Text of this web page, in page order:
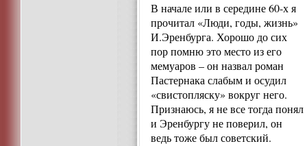
В начале или в середине 60-х я
прочитал «Люди, годы, жизнь»
И.Эренбурга. Хорошо до сих
пор помню это место из его
мемуаров – он назвал роман
Пастернака слабым и осудил
«свистопляску» вокруг него.
Признаюсь, я не все тогда понял
и Эренбургу не поверил, он
ведь тоже был советский.